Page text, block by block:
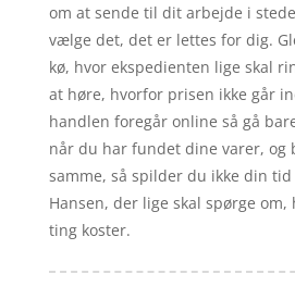
om at sende til dit arbejde i
vælge det, det er lettes for dig.
kø, hvor ekspedienten lige skal
at høre, hvorfor prisen ikke går
handlen foregår online så gå
når du har fundet dine varer, og
samme, så spilder du ikke din
Hansen, der lige skal spørge
ting koster.